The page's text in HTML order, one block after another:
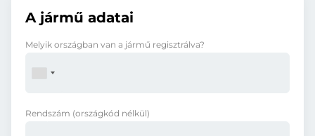
A jármű adatai
Melyik országban van a jármű regisztrálva?
Rendszám (országkód nélkül)